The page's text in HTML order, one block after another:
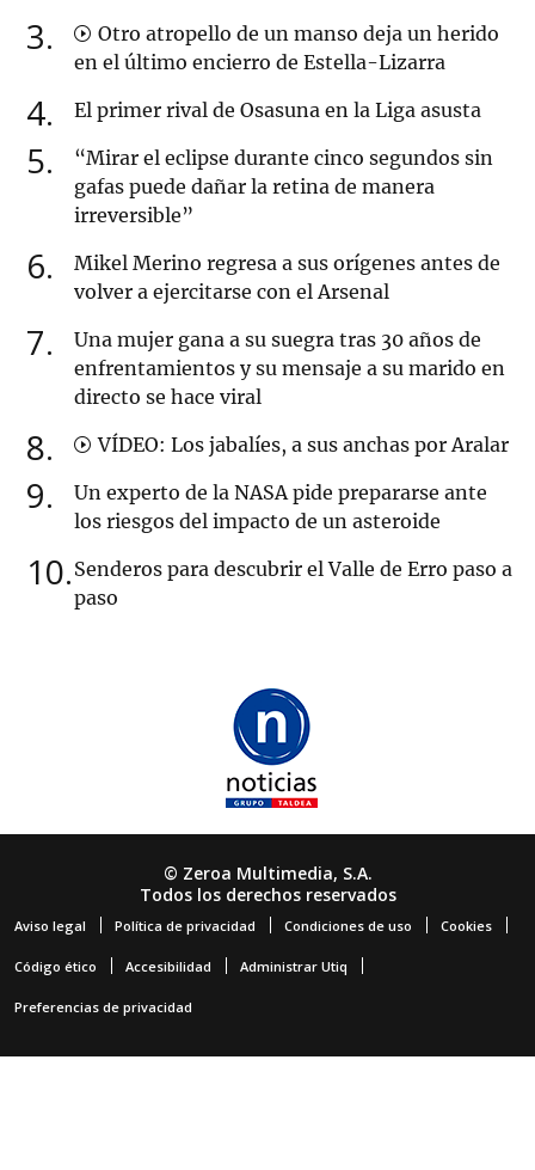
3
Otro atropello de un manso deja un herido
en el último encierro de Estella-Lizarra
4 El primer rival de Osasuna en la Liga asusta
5
“Mirar el eclipse durante cinco segundos sin
gafas puede dañar la retina de manera
irreversible”
6
Mikel Merino regresa a sus orígenes antes de
volver a ejercitarse con el Arsenal
7
Una mujer gana a su suegra tras 30 años de
enfrentamientos y su mensaje a su marido en
directo se hace viral
8 VÍDEO: Los jabalíes, a sus anchas por Aralar
9
Un experto de la NASA pide prepararse ante
los riesgos del impacto de un asteroide
10 Senderos para descubrir el Valle de Erro paso a
paso
© Zeroa Multimedia, S.A.
Todos los derechos reservados
Aviso legal Política de privacidad Condiciones de uso Cookies
Código ético Accesibilidad Administrar Utiq
Preferencias de privacidad